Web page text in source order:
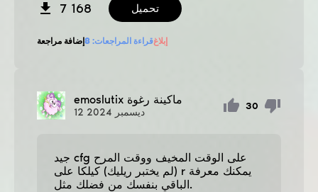
7 168 تحميل
إضافة مراجعة قراءة المراجعات: 8 إبلاغ
emoslutix ماكينة رغوة
12 ديسمبر
30
جيد cfg على الوقت المخيف ووقت المرح
(لم يختبر ريليك) كيلكا على r يمكنك معرفة
الباقي بنفسك من فضلك مثل.